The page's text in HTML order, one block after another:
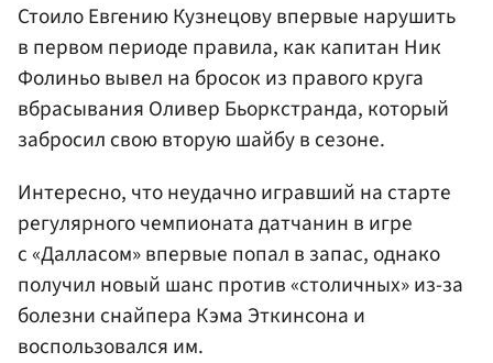
Стоило Евгению Кузнецову впервые нарушить
в первом периоде правила, как капитан Ник
Фолиньо вывел на бросок из правого круга
вбрасывания Оливер Бьоркстранда, который
забросил свою вторую шайбу в сезоне.
Интересно, что неудачно игравший на старте
регулярного чемпионата датчанин в игре
с «Далласом» впервые попал в запас, однако
получил новый шанс против «столичных» из-за
болезни снайпера Кэма Эткинсона и
воспользовался им.